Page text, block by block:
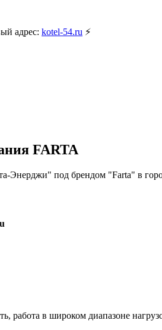
адрес: kotel-54.ru ⚡
FARTA
Энерджи" под брендом "Farta" в
работа в широком диапазоне